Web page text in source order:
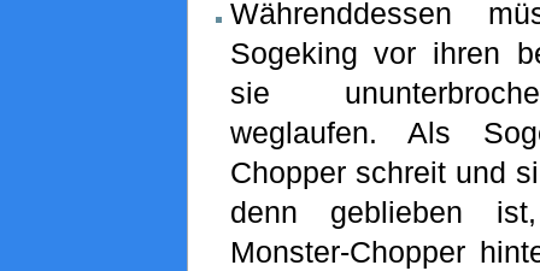
Währenddessen
Sogeking vor ihren
sie
weglaufen. Als
Chopper schreit und
denn geblieben
Monster-Chopper